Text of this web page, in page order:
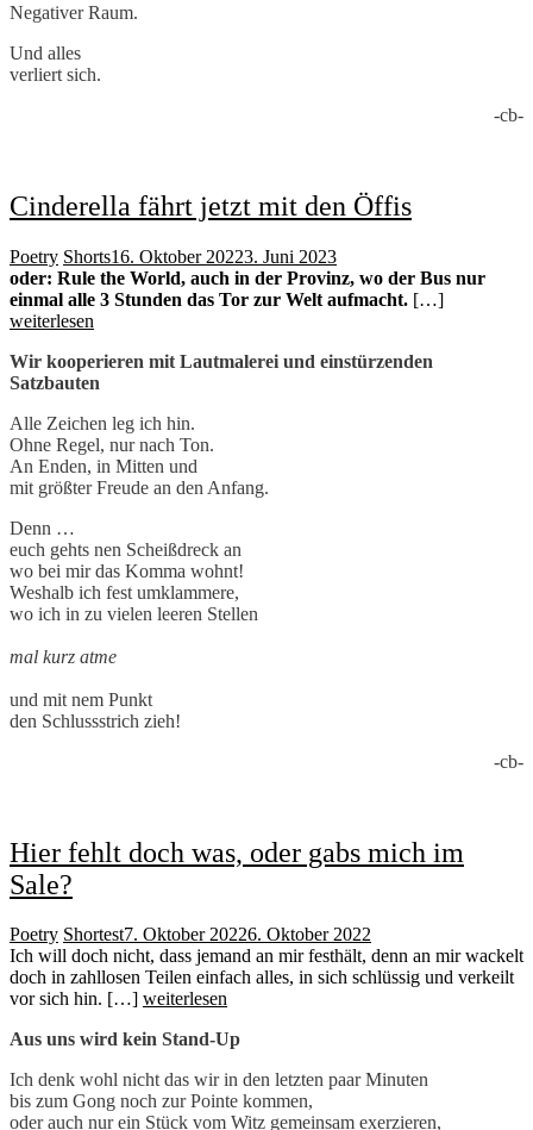
Negativer Raum.
Und alles
verliert sich.
-cb-
Cinderella fährt jetzt mit den Öffis
Poetry Shorts16. Oktober 20223. Juni 2023
oder: Rule the World, auch in der Provinz, wo der Bus nur
einmal alle 3 Stunden das Tor zur Welt aufmacht. […]
weiterlesen
Wir kooperieren mit Lautmalerei und einstürzenden
Satzbauten
Alle Zeichen leg ich hin.
Ohne Regel, nur nach Ton.
An Enden, in Mitten und
mit größter Freude an den Anfang.
Denn …
euch gehts nen Scheißdreck an
wo bei mir das Komma wohnt!
Weshalb ich fest umklammere,
wo ich in zu vielen leeren Stellen
mal kurz atme
und mit nem Punkt
den Schlussstrich zieh!
-cb-
Hier fehlt doch was, oder gabs mich im
Sale?
Poetry Shortest7. Oktober 20226. Oktober 2022
Ich will doch nicht, dass jemand an mir festhält, denn an mir wackelt
doch in zahllosen Teilen einfach alles, in sich schlüssig und verkeilt
vor sich hin. […] weiterlesen
Aus uns wird kein Stand-Up
Ich denk wohl nicht das wir in den letzten paar Minuten
bis zum Gong noch zur Pointe kommen,
oder auch nur ein Stück vom Witz gemeinsam exerzieren,